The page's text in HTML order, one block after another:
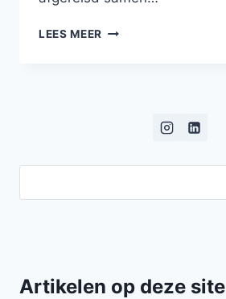
LEES MEER BLOG:
Artikelen op deze site